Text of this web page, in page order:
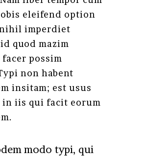
eleifend option
imperdiet
quod mazim
possim
non habent
insitam; est usus
in iis qui facit eorum
modo typi, qui